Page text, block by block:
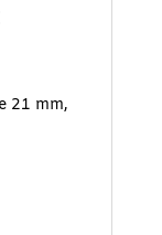
21 mm,